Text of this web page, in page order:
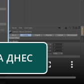
ДНЕС